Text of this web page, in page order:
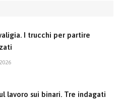
I trucchi per partire
lavoro sui binari. Tre indagati